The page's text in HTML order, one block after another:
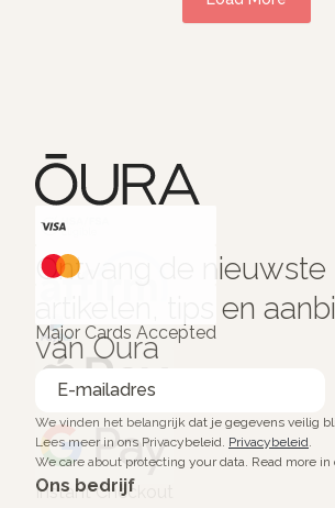
Instant Checkout
Major Cards Accepted
Ontvang de nieuwste
artikelen, tips en
van Oura
We vinden het belangrijk dat je gegevens veilig
Lees meer in ons Privacybeleid. Privacybeleid.
We care about protecting your data. Read more in
Ons bedrijf